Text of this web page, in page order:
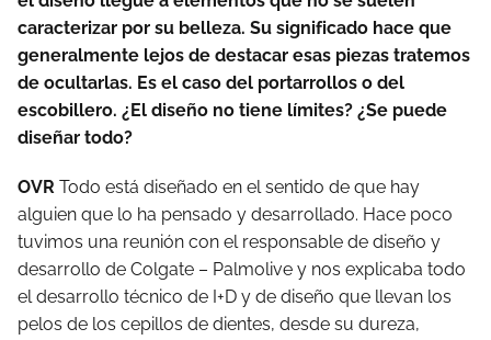
caracterizar por su belleza. Su significado hace que
generalmente lejos de destacar esas piezas tratemos
de ocultarlas. Es el caso del portarrollos o del
escobillero. ¿El diseño no tiene límites? ¿Se puede
diseñar todo?
OVR Todo está diseñado en el sentido de que hay
alguien que lo ha pensado y desarrollado. Hace poco
tuvimos una reunión con el responsable de diseño y
desarrollo de Colgate – Palmolive y nos explicaba todo
el desarrollo técnico de I+D y de diseño que llevan los
pelos de los cepillos de dientes, desde su dureza,